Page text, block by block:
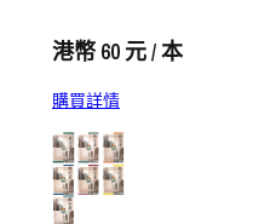
港幣 60 元 / 本
購買詳情